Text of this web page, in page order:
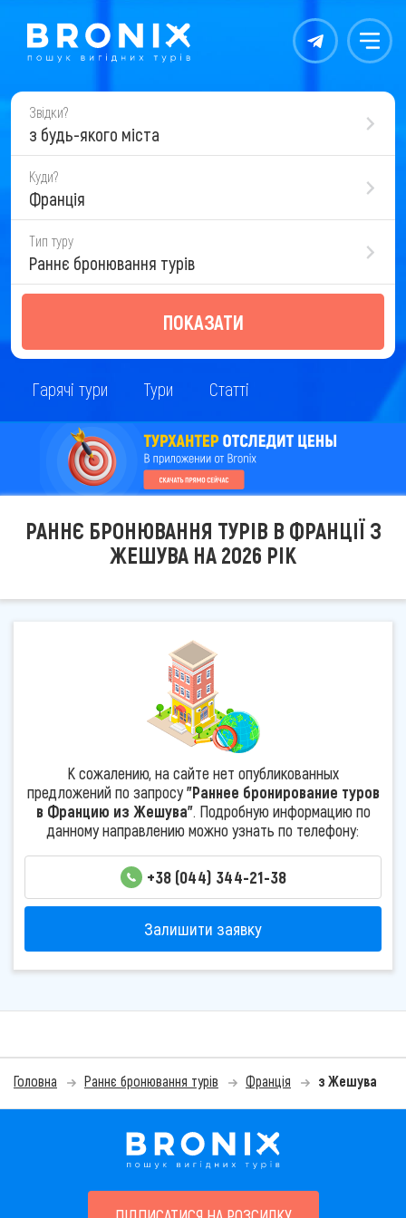
Контакты Меню
Звідки?
з будь-якого міста
Куди?
Франція
Тип туру
Раннє бронювання турів
ПОКАЗАТИ
Гарячі тури Тури Статті
РАННЄ БРОНЮВАННЯ ТУРІВ В ФРАНЦІЇ З
ЖЕШУВА НА 2026 РІК
К сожалению, на сайте нет опубликованных
предложений по запросу"Раннее бронирование туров
в Францию из Жешува". Подробную информацию по
данному направлению можно узнать по телефону:
+38 (044) 344-21-38
Залишити заявку
Головна Раннє бронювання турів Франція з Жешува